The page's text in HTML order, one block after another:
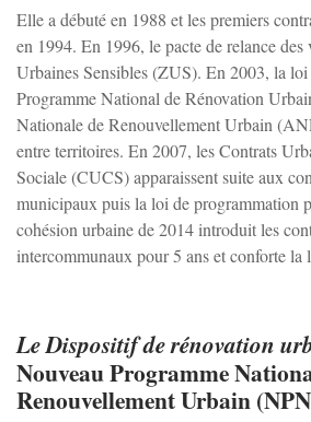
Gy-l'Évêque
Irancy
Jussy
Lindry
Montigny-la-resle
Elle a débuté en 1988 et les premiers
en 1994. En 1996, le pacte de relance
Urbaines Sensibles (ZUS). En 2003, la
Programme National de Rénovation
Nationale de Renouvellement Urbain
entre territoires. En 2007, les Contrats
Sociale (CUCS) apparaissent suite aux
municipaux puis la loi de programmation
cohésion urbaine de 2014 introduit les
intercommunaux pour 5 ans et conforte la
Le Dispositif de rénovation
Nouveau Programme
Renouvellement Urbain